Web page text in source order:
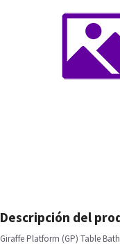
Descripción del
Giraffe Platform (GP) Table